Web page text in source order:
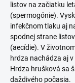
listov na začiatku
(spermogónie).
infekčnom tlaku aj
spodnej strane
(aecídie). V
hrdza nachádza aj
Hrdza hrušková sa
daždivého počasia.